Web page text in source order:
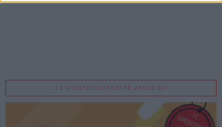
LE MIGLIORI OFFERTE AMAZON